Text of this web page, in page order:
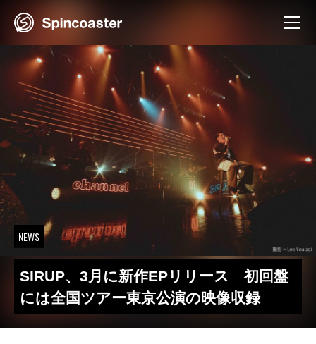
NEWS
SIRUP、3月に新作EPリリース 初回盤
には全国ツアー東京公演の映像収録